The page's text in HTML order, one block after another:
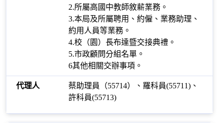
2.所屬高國中教師敘薪業務。
3.本局及所屬聘用、約僱、業務助理、
約用人員等業務。
4.校（園）長布達暨交接典禮。
5.市政顧問分組名單。
6其他相關交辦事項。
蔡助理員（55714）、羅科員(55711)、
許科員(55713)